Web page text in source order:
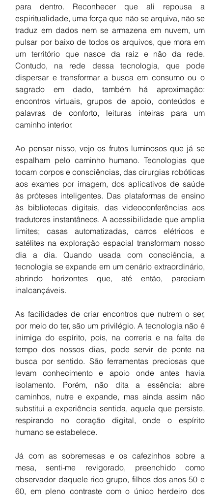
para dentro. Reconhecer que ali repousa a
espiritualidade, uma força que não se arquiva, não se
traduz em dados nem se armazena em nuvem, um
pulsar por baixo de todos os arquivos, que mora em
Contudo, na rede dessa tecnologia, que pode
dispersar e transformar a busca em consumo ou o
sagrado em dado, também há aproximação:
encontros virtuais, grupos de apoio, conteúdos e
palavras de conforto, leituras inteiras para um
caminho interior.
Ao pensar nisso, vejo os frutos luminosos que já se
espalham pelo caminho humano. Tecnologias que
tocam corpos e consciências, das cirurgias robóticas
aos exames por imagem, dos aplicativos de saúde
às próteses inteligentes. Das plataformas de ensino
às bibliotecas digitais, das videoconferências aos
tradutores instantâneos. A acessibilidade que amplia
limites; casas automatizadas, carros elétricos e
satélites na exploração espacial transformam nosso
dia a dia. Quando usada com consciência, a
tecnologia se expande em um cenário extraordinário,
abrindo horizontes que, até então, pareciam
inalcançáveis.
As facilidades de criar encontros que nutrem o ser,
por meio do ter, são um privilégio. A tecnologia não é
inimiga do espírito, pois, na correria e na falta de
tempo dos nossos dias, pode servir de ponte na
busca por sentido. São ferramentas preciosas que
levam conhecimento e apoio onde antes havia
isolamento. Porém, não dita a essência: abre
caminhos, nutre e expande, mas ainda assim não
substitui a experiência sentida, aquela que persiste,
respirando no coração digital, onde o espírito
humano se estabelece.
Já com as sobremesas e os cafezinhos sobre a
mesa, senti-me revigorado, preenchido como
observador daquele rico grupo, filhos dos anos 50 e
60, em pleno contraste com o único herdeiro dos